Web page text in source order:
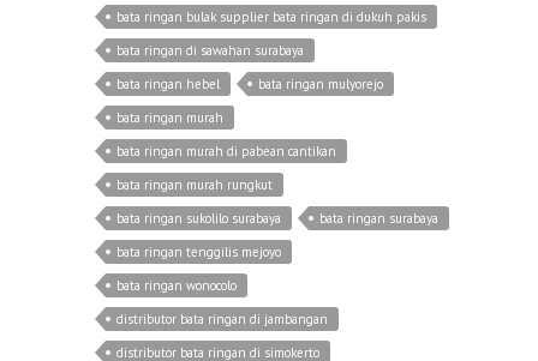
bata ringan bulak supplier bata ringan di dukuh pakis
bata ringan di sawahan surabaya
bata ringan hebel
bata ringan mulyorejo
bata ringan murah
bata ringan murah di pabean cantikan
bata ringan murah rungkut
bata ringan sukolilo surabaya
bata ringan surabaya
bata ringan tenggilis mejoyo
bata ringan wonocolo
distributor bata ringan di jambangan
distributor bata ringan di simokerto